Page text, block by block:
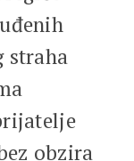
straha
obzira